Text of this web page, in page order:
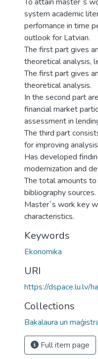
system academic
perfomance in time
outlook for Latvian.
The first part gives
theoretical analysis,
The first part gives
theoretical analysis.
In the second part
financial market
assessment in
The third part
for improving
Has developed
modernization and
The total amounts
bibliography sources.
Master`s work key
characteristics.
Keywords
Ekonomika
URI
https://dspace.lu.lv/
Collections
Bakalaura un
Full item page